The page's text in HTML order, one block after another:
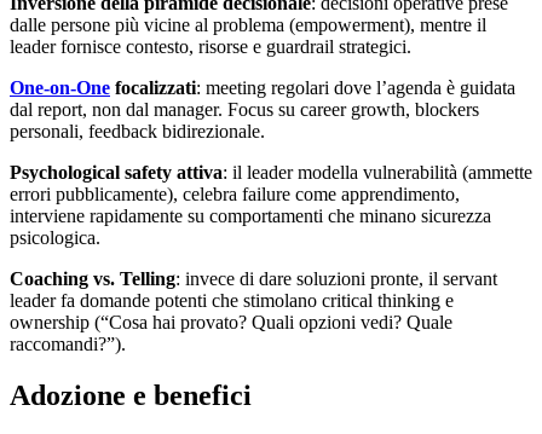
dalle persone più vicine al problema (empowerment), mentre il
leader fornisce contesto, risorse e guardrail strategici.
One-on-One focalizzati: meeting regolari dove l’agenda è guidata
dal report, non dal manager. Focus su career growth, blockers
personali, feedback bidirezionale.
Psychological safety attiva: il leader modella vulnerabilità (ammette
errori pubblicamente), celebra failure come apprendimento,
interviene rapidamente su comportamenti che minano sicurezza
psicologica.
Coaching vs. Telling: invece di dare soluzioni pronte, il servant
leader fa domande potenti che stimolano critical thinking e
ownership (“Cosa hai provato? Quali opzioni vedi? Quale
raccomandi?”).
Adozione e benefici